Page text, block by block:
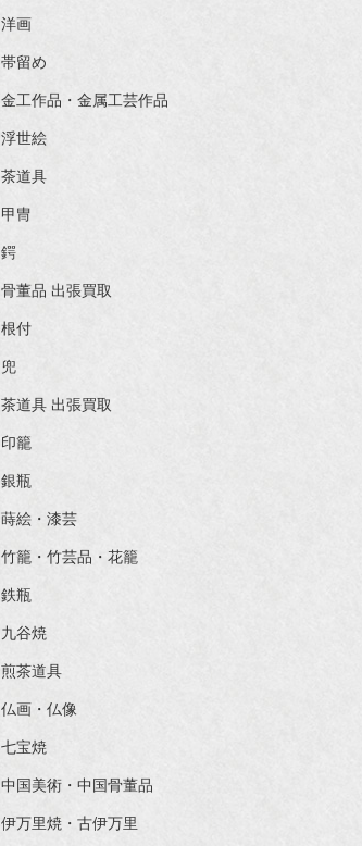
洋画
帯留め
金工作品・金属工芸作品
浮世絵
茶道具
甲冑
鍔
骨董品 出張買取
根付
兜
茶道具 出張買取
印籠
銀瓶
蒔絵・漆芸
竹籠・竹芸品・花籠
鉄瓶
九谷焼
煎茶道具
仏画・仏像
七宝焼
中国美術・中国骨董品
伊万里焼・古伊万里